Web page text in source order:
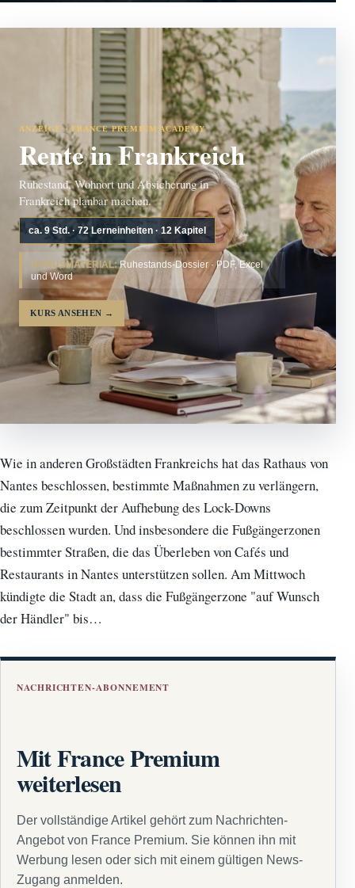
ANZEIGE · FRANCE PREMIUM ACADEMY
Rente in Frankreich
Ruhestand, Wohnort und Absicherung in
Frankreich planbar machen.
ca. 9 Std. · 72 Lerneinheiten · 12 Kapitel
BONUSMATERIAL:Ruhestands-Dossier · PDF, Excel
und Word
KURS ANSEHEN →
Wie in anderen Großstädten Frankreichs hat das Rathaus von
Nantes beschlossen, bestimmte Maßnahmen zu verlängern,
die zum Zeitpunkt der Aufhebung des Lock-Downs
beschlossen wurden. Und insbesondere die Fußgängerzonen
bestimmter Straßen, die das Überleben von Cafés und
Restaurants in Nantes unterstützen sollen. Am Mittwoch
kündigte die Stadt an, dass die Fußgängerzone "auf Wunsch
der Händler" bis…
NACHRICHTEN-ABONNEMENT
Mit France Premium
weiterlesen
Der vollständige Artikel gehört zum Nachrichten-
Angebot von France Premium. Sie können ihn mit
Werbung lesen oder sich mit einem gültigen News-
Zugang anmelden.